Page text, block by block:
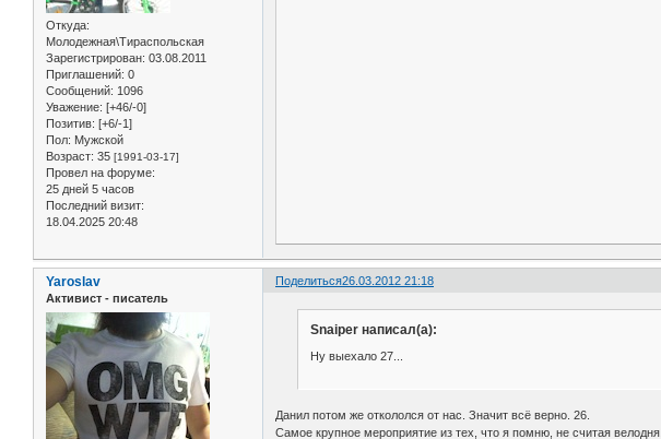
Откуда:
Молодежная\Тираспольская
Зарегистрирован: 03.08.2011
Приглашений: 0
Сообщений: 1096
Уважение: [+46/-0]
Позитив: [+6/-1]
Пол: Мужской
Возраст: 35 [1991-03-17]
Провел на форуме:
25 дней 5 часов
Последний визит:
18.04.2025 20:48
Поделиться26.03.2012 21:18
Yaroslav
Активист - писатель
Snaiper написал(а):
Ну выехало 27...
Данил потом же откололся от нас. Значит всё верно. 26.
Самое крупное мероприятие из тех, что я помню, не считая велодня.